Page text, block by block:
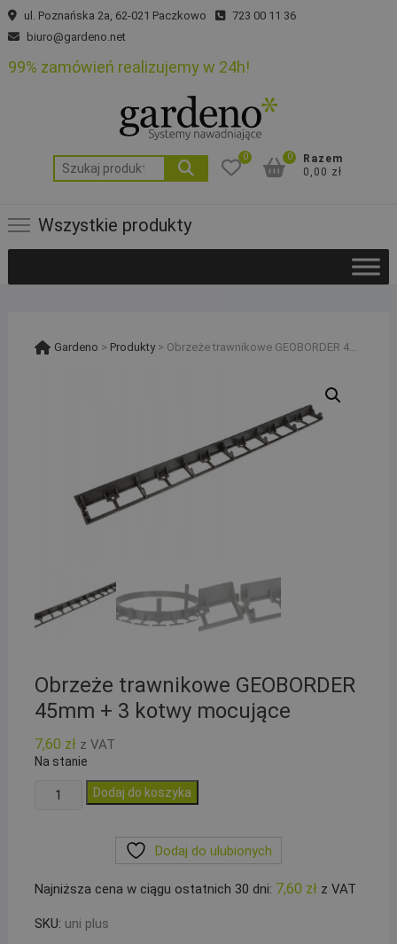
Skip
to
ul. Poznańska 2a, 62-021 Paczkowo
723 00 11 36
biuro@gardeno.net
99% zamówień realizujemy w 24h!
Szukaj:
0
Razem
0,00 zł
0
Wszystkie produkty
Gardeno > Produkty> Obrzeże trawnikowe GEOBORDER 45mm + 3 kotwy mocujące
Obrzeże trawnikowe GEOBORDER
45mm + 3 kotwy mocujące
7,60 zł z VAT
Na stanie
ilość
+
3
Dodaj do koszyka
Dodaj do ulubionych
Najniższa cena w ciągu ostatnich 30 dni: 7,60 złz VAT
SKU: uni plus